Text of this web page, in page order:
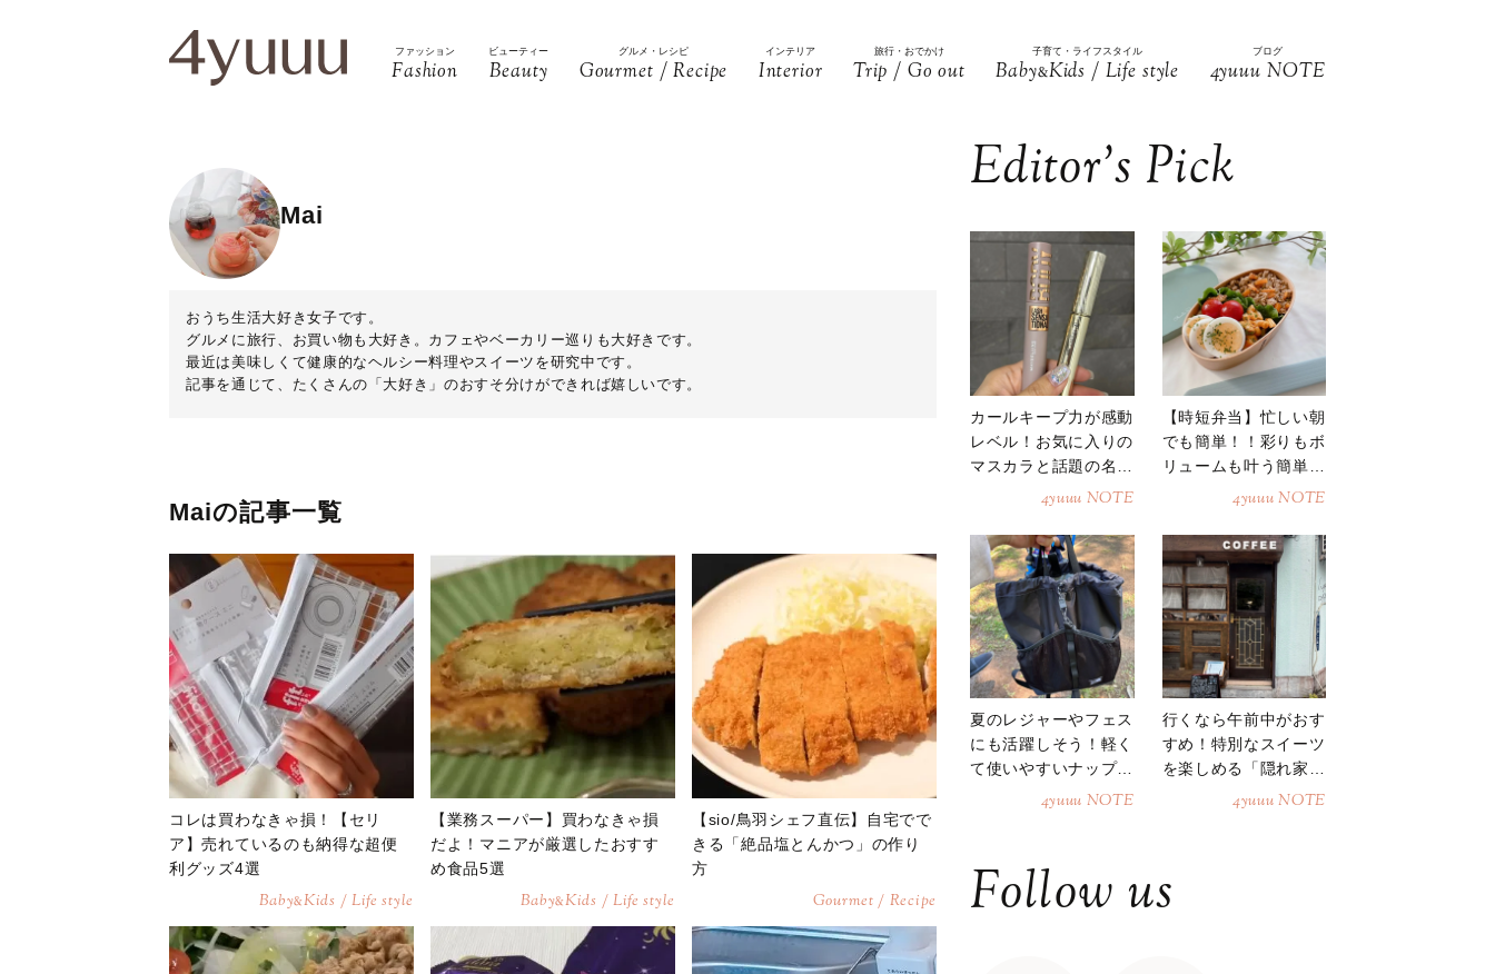
ファッション
Fashion
ビューティー
Beauty
グルメ・レシピ
Gourmet / Recipe
インテリア
Interior
旅行・おでかけ
Trip / Go out
子育て・ライフスタイル
Baby&Kids / Life style
ブログ
4yuuu NOTE
Mai
おうち生活大好き女子です。
グルメに旅行、お買い物も大好き。カフェやベーカリー巡りも大好きです。
最近は美味しくて健康的なヘルシー料理やスイーツを研究中です。
記事を通じて、たくさんの「大好き」のおすそ分けができれば嬉しいです。
Maiの記事一覧
コレは買わなきゃ損！【セリ
ア】売れているのも納得な超便
利グッズ4選
Baby&Kids / Life style
【業務スーパー】買わなきゃ損
だよ！マニアが厳選したおすす
め食品5選
Baby&Kids / Life style
【sio/鳥羽シェフ直伝】自宅でで
きる「絶品塩とんかつ」の作り
方
Gourmet / Recipe
Editor’s Pick
カールキープ力が感動
レベル！お気に入りの
マスカラと話題の名品
4yuuu NOTE
【時短弁当】忙しい朝
でも簡単！！彩りもボ
リュームも叶う簡単そ
4yuuu NOTE
夏のレジャーやフェス
にも活躍しそう！軽く
て使いやすいナップサ
4yuuu NOTE
行くなら午前中がおす
すめ！特別なスイーツ
を楽しめる「隠れ家カ
4yuuu NOTE
Follow us